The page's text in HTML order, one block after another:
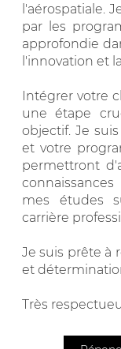
l'aérospatiale.
par les
approfondie
l'innovation et
Intégrer votre
une étape
objectif. Je
et votre
permettront
mes études
carrière
Je suis prête à
et
Très